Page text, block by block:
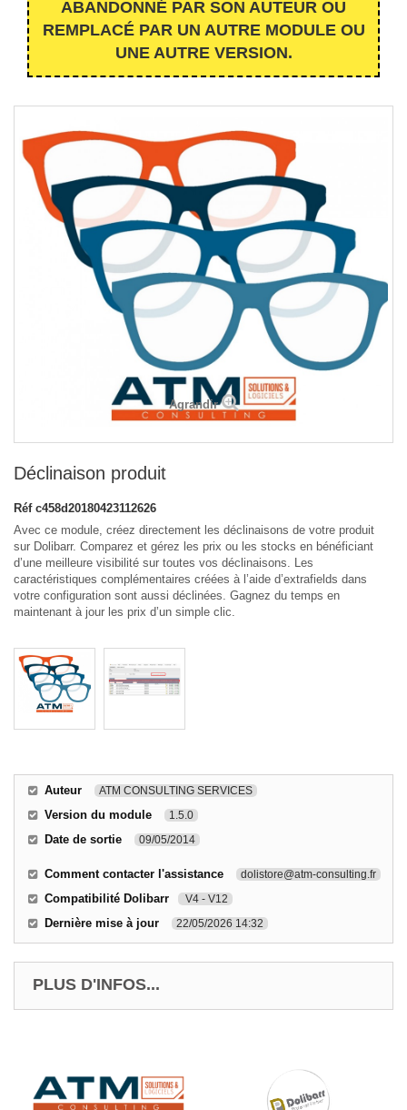
ABANDONNÉ PAR SON AUTEUR OU
REMPLACÉ PAR UN AUTRE MODULE OU
UNE AUTRE VERSION.
Agrandir
Déclinaison produit
Réf c458d20180423112626
Avec ce module, créez directement les déclinaisons de votre produit
sur Dolibarr. Comparez et gérez les prix ou les stocks en bénéficiant
d’une meilleure visibilité sur toutes vos déclinaisons. Les
caractéristiques complémentaires créées à l’aide d’extrafields dans
votre configuration sont aussi déclinées. Gagnez du temps en
maintenant à jour les prix d’un simple clic.
Auteur ATM CONSULTING SERVICES
Version du module 1.5.0
Date de sortie 09/05/2014
Comment contacter l'assistance dolistore@atm-consulting.fr
Compatibilité Dolibarr V4 - V12
Dernière mise à jour 22/05/2026 14:32
PLUS D'INFOS...